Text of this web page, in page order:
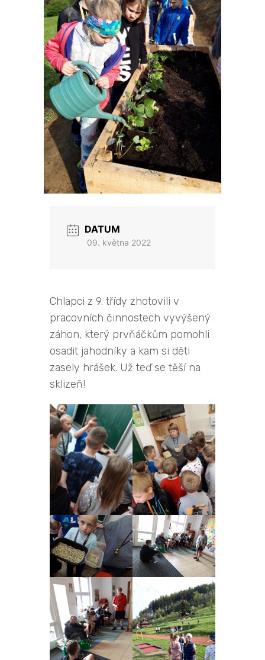
DATUM
09. května 2022
Chlapci z 9. třídy zhotovili v
pracovních činnostech vyvýšený
záhon, který prvňáčkům pomohli
osadit jahodníky a kam si děti
zasely hrášek. Už teď se těší na
sklizeň!